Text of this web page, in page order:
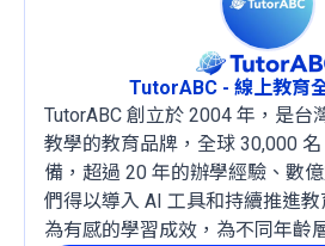
TutorABC - 線上教育
TutorABC 創立於 2004 年，是台
教學的教育品牌，全球 30,000
備，超過 20 年的辦學經驗、數
們得以導入 AI 工具和持續推進
為有感的學習成效，為不同年齡